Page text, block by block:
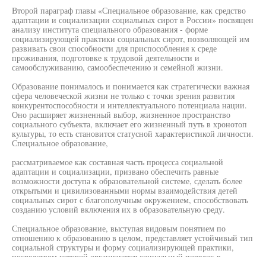
Второй параграф главы «Специальное образование, как средство
адаптации и социализации социальных сирот в России» посвящен
анализу института специального образования - форме
социализирующей практики социальных сирот, позволяющей им
развивать свои способности для приспособления к среде
проживания, подготовке к трудовой деятельности и
самообслуживанию, самообеспечению и семейной жизни.
Образование понималось и понимается как стратегически важная
сфера человеческой жизни не только с точки зрения развития
конкурентоспособности и интеллектуального потенциала нации.
Оно расширяет жизненный выбор, жизненное пространство
социального субъекта, включает его жизненный путь в хронотоп
культуры, то есть становится статусной характеристикой личности.
Специальное образование,
рассматриваемое как составная часть процесса социальной
адаптации и социализации, призвано обеспечить равные
возможности доступа к образовательной системе, сделать более
открытыми и цивилизованными нормы взаимодействия детей
социальных сирот с благополучным окружением, способствовать
созданию условий включения их в образовательную среду.
Специальное образование, выступая видовым понятием по
отношению к образованию в целом, представляет устойчивый тип
социальной структуры и форму социализирующей практики,